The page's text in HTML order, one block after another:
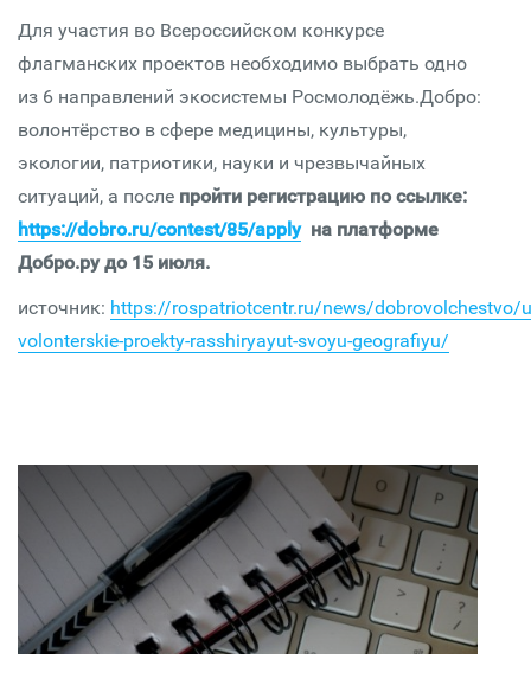
Для участия во Всероссийском конкурсе
флагманских проектов необходимо выбрать одно
из 6 направлений экосистемы Росмолодёжь.Добро:
волонтёрство в сфере медицины, культуры,
экологии, патриотики, науки и чрезвычайных
ситуаций, а после пройти регистрацию по ссылке:
https://dobro.ru/contest/85/applyна платформе
Добро.ру до 15 июля.
источник: https://rospatriotcentr.ru/news/dobrovolchestvo/
volonterskie-proekty-rasshiryayut-svoyu-geografiyu/